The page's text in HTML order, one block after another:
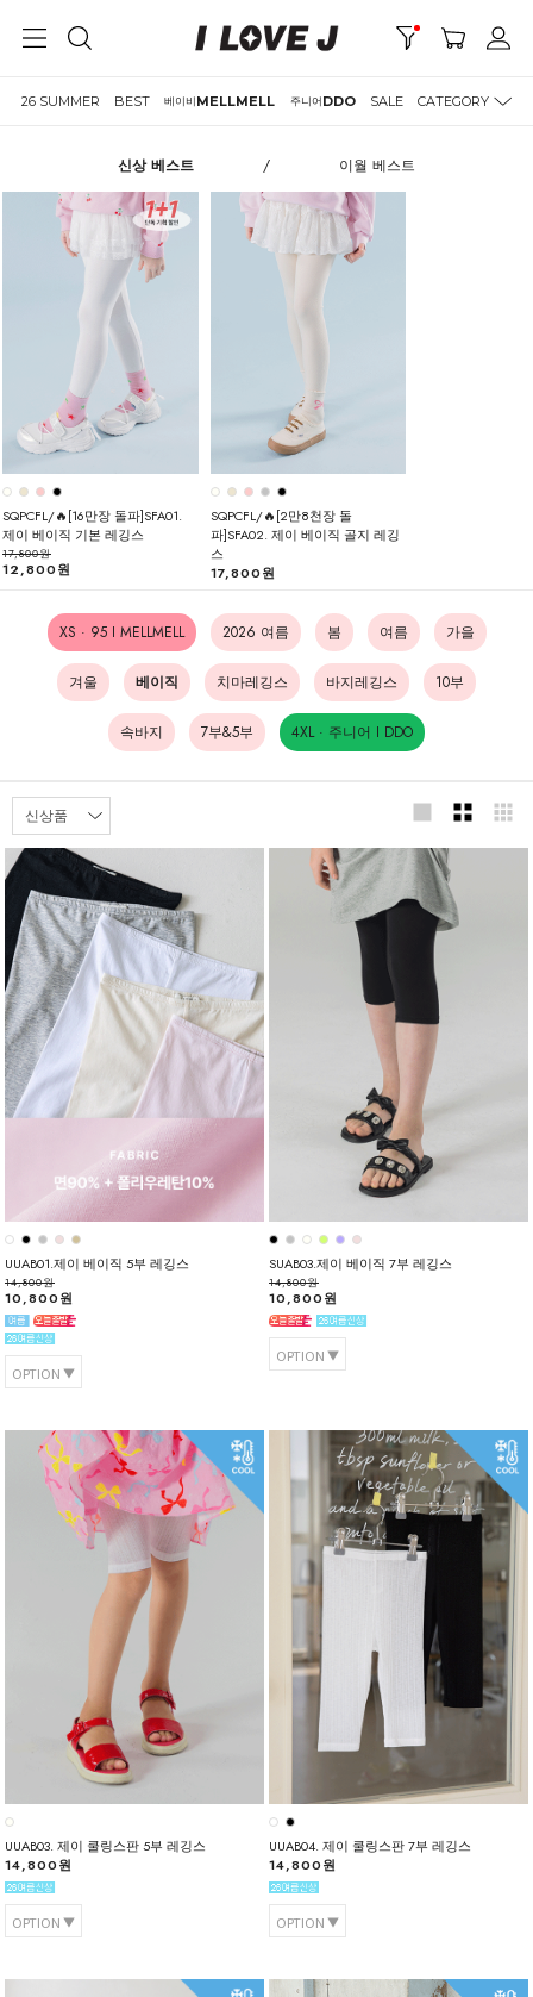
26 SUMMER BEST 베이비MELLMELL 주니어DDO SALE CATEGORY
신상 베스트 / 이월 베스트
SQPCFL/🔥[16만장 돌파]SFA01.
제이 베이직 기본 레깅스
17,800원
12,800원
SQPCFL/🔥[2만8천장 돌
파]SFA02. 제이 베이직 골지 레깅
스
17,800원
XS · 95 I MELLMELL 2026 여름 봄 여름 가을
겨울 베이직 치마레깅스 바지레깅스 10부
속바지 7부&5부 4XL · 주니어 I DDO
UUAB01.제이 베이직 5부 레깅스
14,800원
10,800원
OPTION
SUAB03.제이 베이직 7부 레깅스
14,800원
10,800원
OPTION
UUAB03. 제이 쿨링스판 5부 레깅스
14,800원
OPTION
UUAB04. 제이 쿨링스판 7부 레깅스
14,800원
OPTION